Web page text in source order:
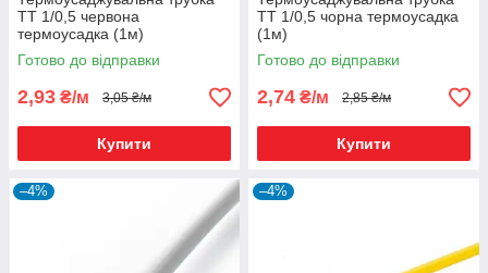
ТТ 1/0,5 червона
термоусадка (1м)
Готово до відправки
2,93 ₴/м 3,05 ₴/м
Купити
ТТ 1/0,5 чорна термоусадка
(1м)
Готово до відправки
2,74 ₴/м 2,85 ₴/м
Купити
–4% –4%